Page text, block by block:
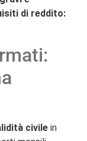
di reddito:
civile in